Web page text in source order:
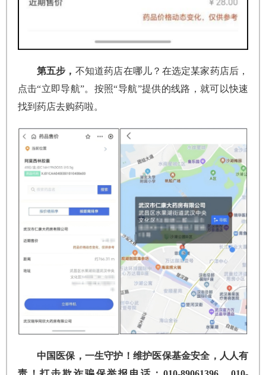
第五步， 不知道药店在哪儿？在选定某家药店后，
点击“立即导航”。按照“导航”提供的线路，就可以快速
找到药店去购药啦。
中国医保，一生守护！维护医保基金安全，人人有